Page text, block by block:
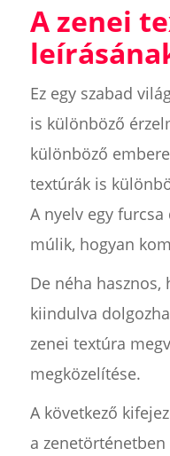
A zenei
Ez egy szabad
is különböző
különböző
textúrák is
A nyelv egy
múlik, hogyan
De néha hasznos,
kiindulva
zenei textúra
megközelítése.
A következő
a zenetörténetben